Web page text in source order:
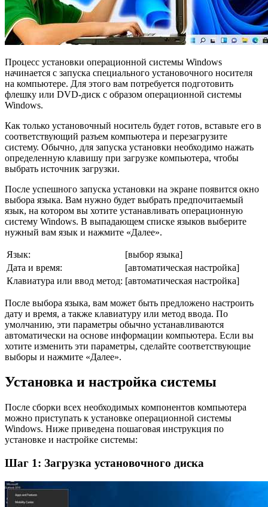
Процесс установки операционной системы Windows
начинается с запуска специального установочного носителя
на компьютере. Для этого вам потребуется подготовить
флешку или DVD-диск с образом операционной системы
Windows.
Как только установочный носитель будет готов, вставьте его в
соответствующий разъем компьютера и перезагрузите
систему. Обычно, для запуска установки необходимо нажать
определенную клавишу при загрузке компьютера, чтобы
выбрать источник загрузки.
После успешного запуска установки на экране появится окно
выбора языка. Вам нужно будет выбрать предпочитаемый
язык, на котором вы хотите устанавливать операционную
систему Windows. В выпадающем списке языков выберите
нужный вам язык и нажмите «Далее».
Язык:
[выбор языка]
Дата и время:
[автоматическая настройка]
Клавиатура или ввод метод: [автоматическая настройка]
После выбора языка, вам может быть предложено настроить
дату и время, а также клавиатуру или метод ввода. По
умолчанию, эти параметры обычно устанавливаются
автоматически на основе информации компьютера. Если вы
хотите изменить эти параметры, сделайте соответствующие
выборы и нажмите «Далее».
Установка и настройка системы
После сборки всех необходимых компонентов компьютера
можно приступать к установке операционной системы
Windows. Ниже приведена пошаговая инструкция по
установке и настройке системы:
Шаг 1: Загрузка установочного диска